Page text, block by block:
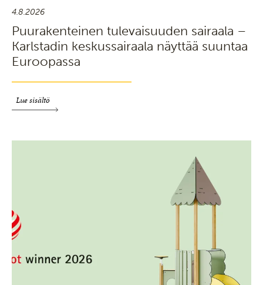
4.8.2026
Puurakenteinen tulevaisuuden sairaala –
Karlstadin keskussairaala näyttää suuntaa
Euroopassa
Lue sisältö